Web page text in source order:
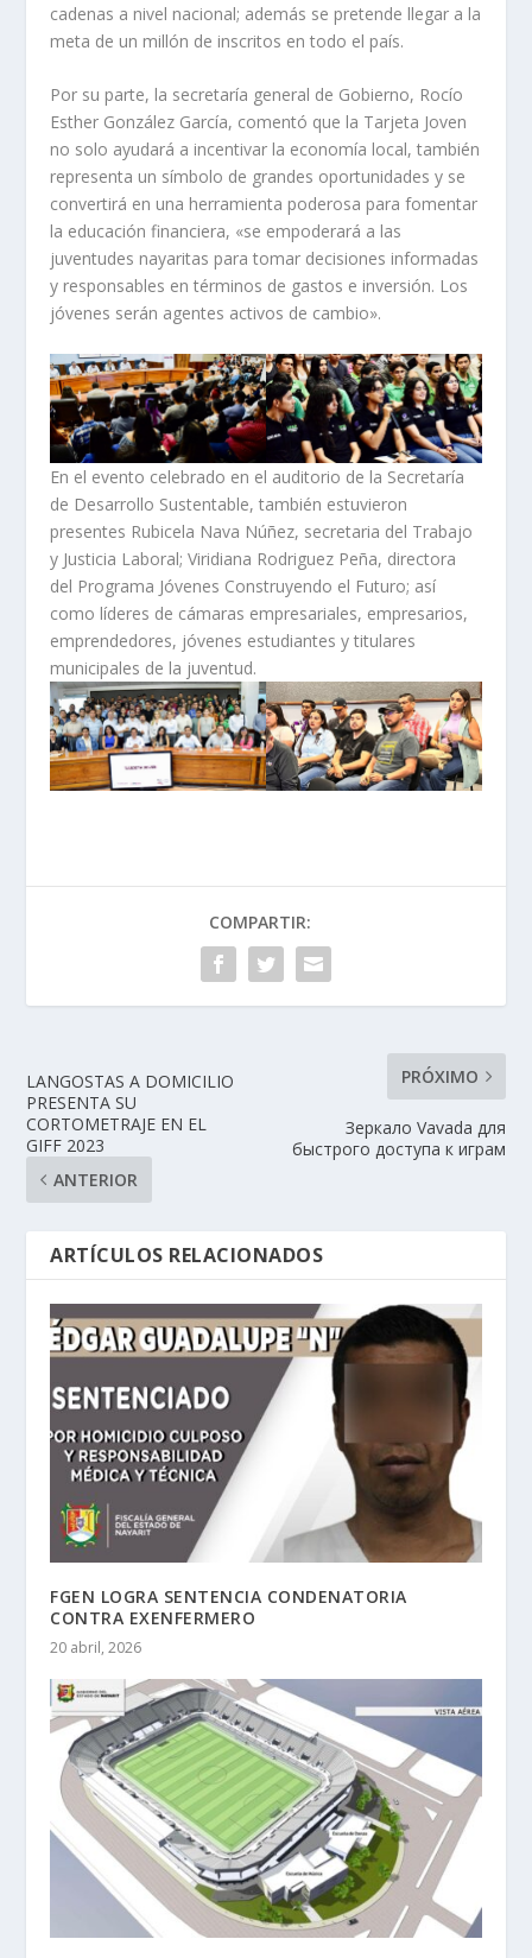
cadenas a nivel nacional; además se pretende llegar a la
meta de un millón de inscritos en todo el país.
Por su parte, la secretaría general de Gobierno, Rocío
Esther González García, comentó que la Tarjeta Joven
no solo ayudará a incentivar la economía local, también
representa un símbolo de grandes oportunidades y se
convertirá en una herramienta poderosa para fomentar
la educación financiera, «se empoderará a las
juventudes nayaritas para tomar decisiones informadas
y responsables en términos de gastos e inversión. Los
jóvenes serán agentes activos de cambio».
En el evento celebrado en el auditorio de la Secretaría
de Desarrollo Sustentable, también estuvieron
presentes Rubicela Nava Núñez, secretaria del Trabajo
y Justicia Laboral; Viridiana Rodriguez Peña, directora
del Programa Jóvenes Construyendo el Futuro; así
como líderes de cámaras empresariales, empresarios,
emprendedores, jóvenes estudiantes y titulares
municipales de la juventud.
COMPARTIR:
LANGOSTAS A DOMICILIO
PRESENTA SU
CORTOMETRAJE EN EL
GIFF 2023
ANTERIOR
PRÓXIMO
Зеркало Vavada для
быстрого доступа к играм
ARTÍCULOS RELACIONADOS
FGEN LOGRA SENTENCIA CONDENATORIA
CONTRA EXENFERMERO
20 abril, 2026